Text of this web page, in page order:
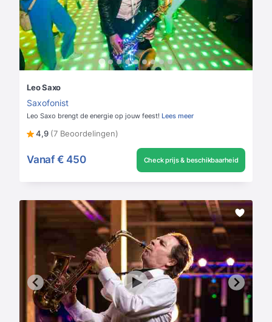
Leo Saxo
Saxofonist
Leo Saxo brengt de energie op jouw feest! Lees meer
4,9 (7 Beoordelingen)
Vanaf € 450 Check prijs & beschikbaarheid